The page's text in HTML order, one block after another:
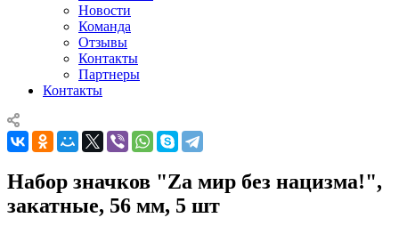
Новости
Команда
Отзывы
Контакты
Партнеры
Контакты
Набор значков "Zа мир без нацизма!",
закатные, 56 мм, 5 шт